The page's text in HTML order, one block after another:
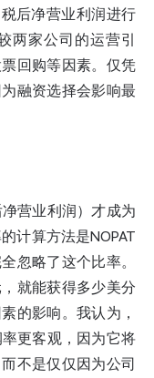
后净营业利润进行
两家公司的运营引
回购等因素。仅凭
融资选择会影响最
营业利润）才成为
计算方法是NOPAT
忽略了这个比率。
就能获得多少美分
的影响。我认为，
更客观，因为它将
不是仅仅因为公司